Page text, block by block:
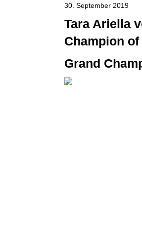
30. September 2019
Tara Ariella
Champion
Grand